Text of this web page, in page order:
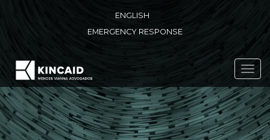
ENGLISH
EMERGENCY RESPONSE